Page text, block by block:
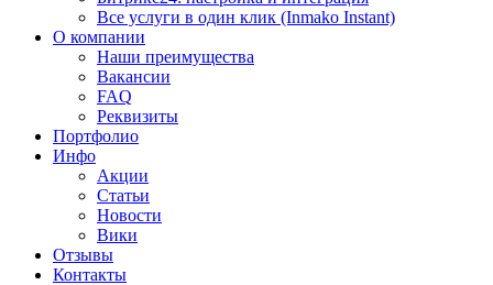
Все услуги в один клик (Inmako Instant)
О компании
Наши преимущества
Вакансии
FAQ
Реквизиты
Портфолио
Инфо
Акции
Статьи
Новости
Вики
Отзывы
Контакты